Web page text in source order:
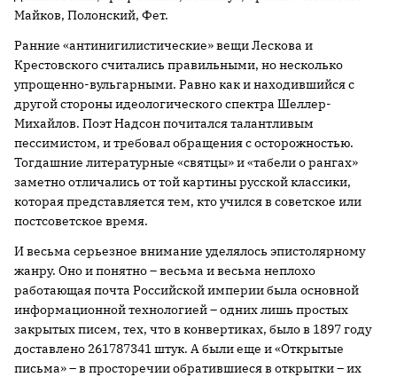
Майков, Полонский, Фет.
Ранние «антинигилистические» вещи Лескова и
Крестовского считались правильными, но несколько
упрощенно-вульгарными. Равно как и находившийся с
другой стороны идеологического спектра Шеллер-
Михайлов. Поэт Надсон почитался талантливым
пессимистом, и требовал обращения с осторожностью.
Тогдашние литературные «святцы» и «табели о рангах»
заметно отличались от той картины русской классики,
которая представляется тем, кто учился в советское или
постсоветское время.
И весьма серьезное внимание уделялось эпистолярному
жанру. Оно и понятно – весьма и весьма неплохо
работающая почта Российской империи была основной
информационной технологией – одних лишь простых
закрытых писем, тех, что в конвертиках, было в 1897 году
доставлено 261787341 штук. А были еще и «Открытые
письма» – в просторечии обратившиеся в открытки – их